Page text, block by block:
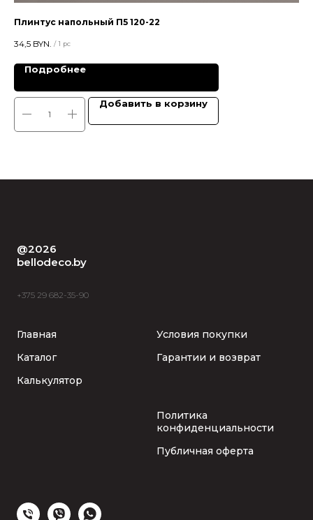
Плинтус напольный П5 120-22
34,5 BYN. / 1 pc
Подробнее
Добавить в корзину
@2026
bellodeco.by
+375 29 682-35-90
Главная
Каталог
Калькулятор
Условия покупки
Гарантии и возврат
Политика
конфиденциальности
Публичная оферта